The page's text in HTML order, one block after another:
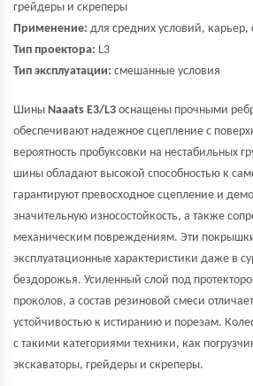
грейдеры и скреперы
Применение: для средних условий, карьер,
Тип проектора: L3
Тип эксплуатации: смешанные условия
Шины Naaats E3/L3 оснащены прочными
обеспечивают надежное сцепление с
вероятность пробуксовки на нестабильных
шины обладают высокой способностью к
гарантируют превосходное сцепление и
значительную износостойкость, а также
механическим повреждениям. Эти
эксплуатационные характеристики даже в
бездорожья. Усиленный слой под
проколов, а состав резиновой смеси
устойчивостью к истиранию и порезам.
с такими категориями техники, как
экскаваторы, грейдеры и скреперы.